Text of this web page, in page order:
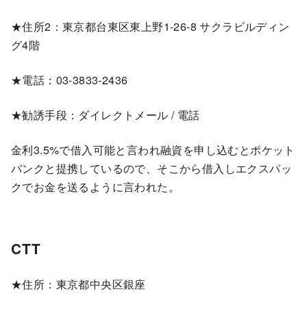
★住所2：東京都台東区東上野1-26-8 サクラビルディン
グ4階
★電話：03-3833-2436
★勧誘手段：ダイレクトメール / 電話
金利3.5%で借入可能と言われ融資を申し込むとポケット
バンクと提携しているので、そこから借入しエクスパッ
クでお金を送るように言われた。
CTT
★住所：東京都中央区銀座